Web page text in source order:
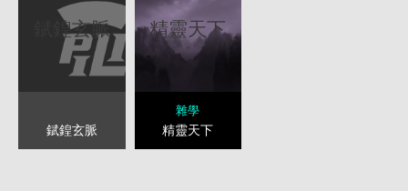
錻鍠玄脈
錻鍠玄脈
精靈天下
雜學
精靈天下